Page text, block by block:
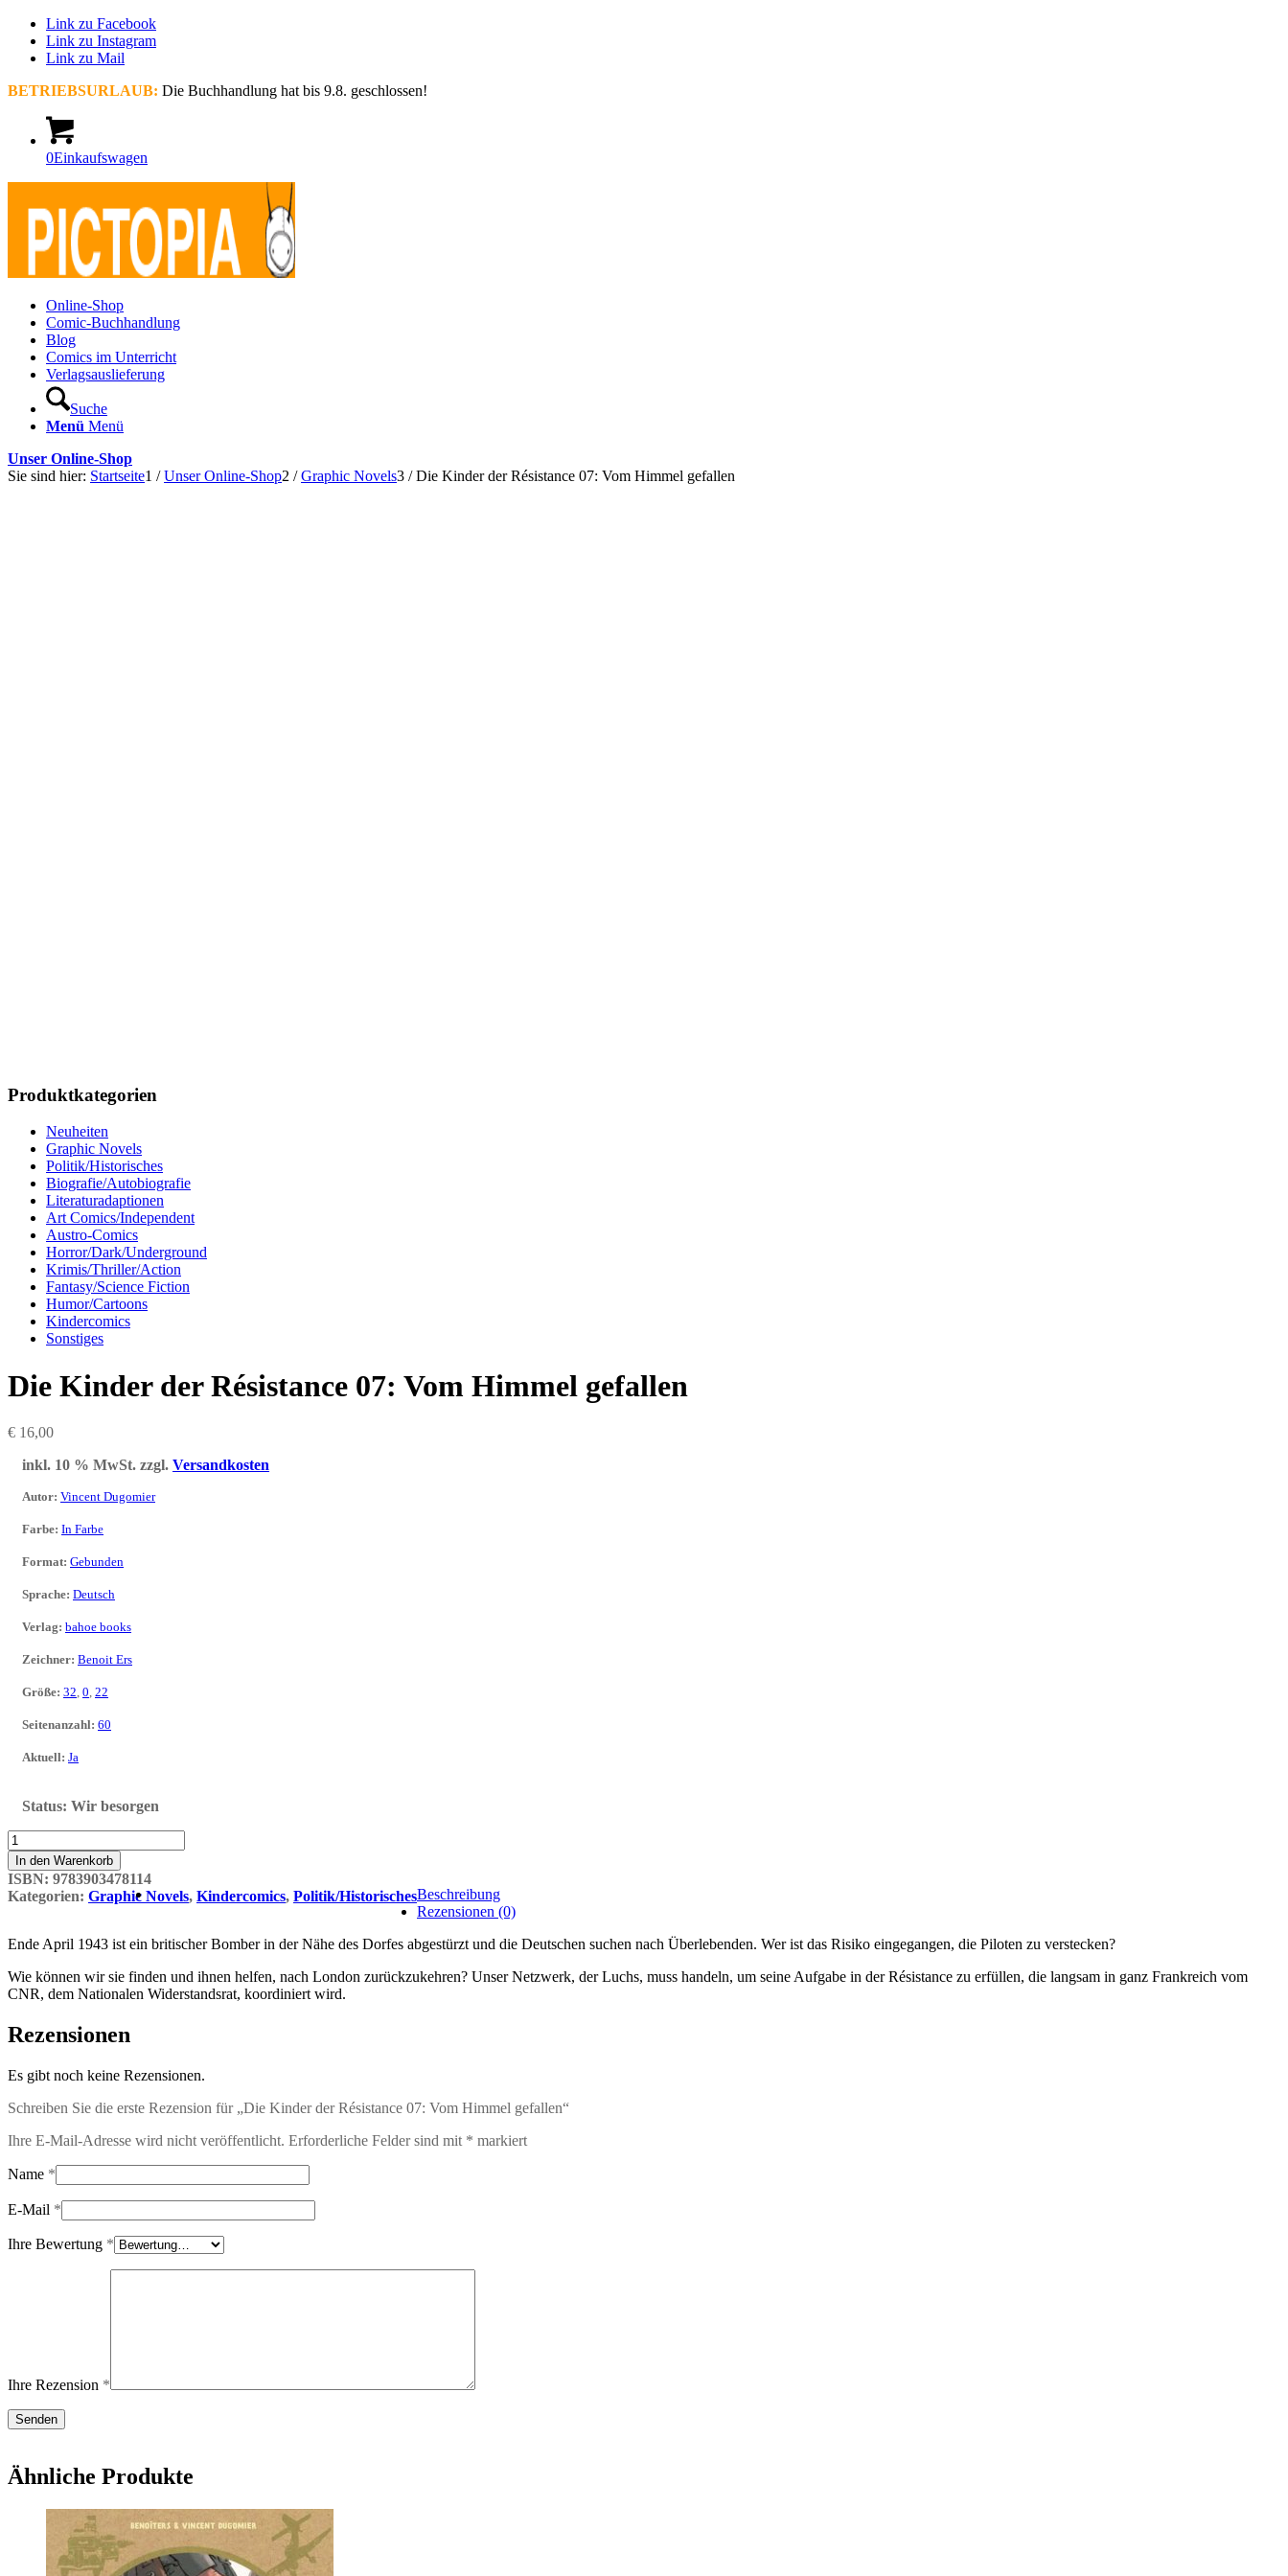
Link zu Facebook
Link zu Instagram
Link zu Mail
BETRIEBSURLAUB: Die Buchhandlung hat bis 9.8. geschlossen!
0Einkaufswagen
Online-Shop
Comic-Buchhandlung
Blog
Comics im Unterricht
Verlagsauslieferung
Suche
Menü Menü
Unser Online-Shop
Sie sind hier: Startseite1 / Unser Online-Shop2 / Graphic Novels3 / Die Kinder der Résistance 07: Vom Himmel gefallen
Produktkategorien
Neuheiten
Graphic Novels
Politik/Historisches
Biografie/Autobiografie
Literaturadaptionen
Art Comics/Independent
Austro-Comics
Horror/Dark/Underground
Krimis/Thriller/Action
Fantasy/Science Fiction
Humor/Cartoons
Kindercomics
Sonstiges
Die Kinder der Résistance 07: Vom Himmel gefallen
€ 16,00
inkl. 10 % MwSt. zzgl. Versandkosten
Autor: Vincent Dugomier
Farbe: In Farbe
Format: Gebunden
Sprache: Deutsch
Verlag: bahoe books
Zeichner: Benoit Ers
Größe: 32, 0, 22
Seitenanzahl: 60
Aktuell: Ja
Status: Wir besorgen
Die
Kinder
der
Résistance
07:
Himmel
Menge
In den Warenkorb
ISBN: 9783903478114
Kategorien: Graphic Novels, Kindercomics, Politik/HistorischesBeschreibung
Rezensionen (0)
Ende April 1943 ist ein britischer Bomber in der Nähe des Dorfes abgestürzt und die Deutschen suchen nach Überlebenden. Wer ist das Risiko eingegangen, die Piloten zu verstecken?
Wie können wir sie finden und ihnen helfen, nach London zurückzukehren? Unser Netzwerk, der Luchs, muss handeln, um seine Aufgabe in der Résistance zu erfüllen, die langsam in ganz Frankreich vom
CNR, dem Nationalen Widerstandsrat, koordiniert wird.
Rezensionen
Es gibt noch keine Rezensionen.
Schreiben Sie die erste Rezension für „Die Kinder der Résistance 07: Vom Himmel gefallen“
Ihre E-Mail-Adresse wird nicht veröffentlicht. Erforderliche Felder sind mit * markiert
Name *
E-Mail *
Ihre Bewertung *
Ihre Rezension *
Ähnliche Produkte